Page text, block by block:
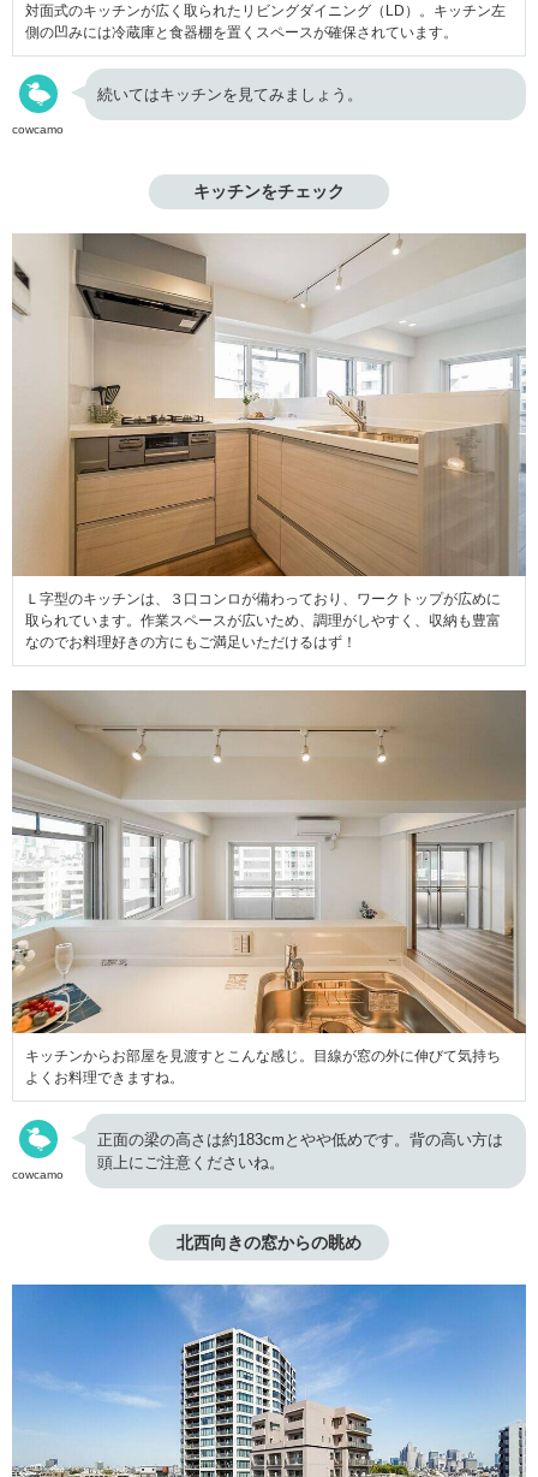
対面式のキッチンが広く取られたリビングダイニング（LD）。キッチン左
側の凹みには冷蔵庫と食器棚を置くスペースが確保されています。
cowcamo
続いてはキッチンを見てみましょう。
キッチンをチェック
Ｌ字型のキッチンは、３口コンロが備わっており、ワークトップが広めに
取られています。作業スペースが広いため、調理がしやすく、収納も豊富
なのでお料理好きの方にもご満足いただけるはず！
キッチンからお部屋を見渡すとこんな感じ。目線が窓の外に伸びて気持ち
よくお料理できますね。
cowcamo
正面の梁の高さは約183cmとやや低めです。背の高い方は
頭上にご注意くださいね。
北西向きの窓からの眺め